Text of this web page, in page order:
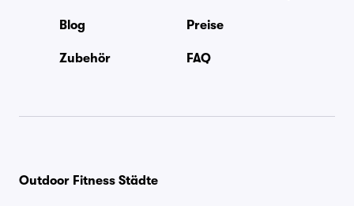
Blog Preise
Zubehör FAQ
Outdoor Fitness Städte